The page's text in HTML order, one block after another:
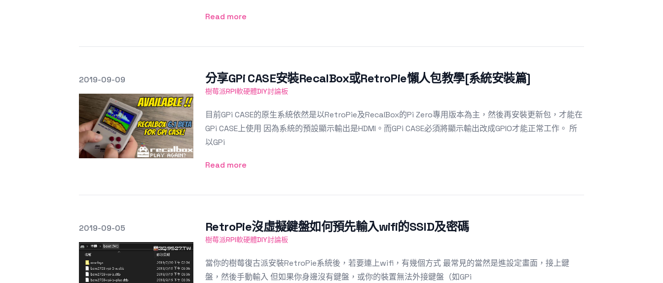
Read more
發文於
2019-09-09
分享GPi CASE安裝RecalBox或RetroPie懶人包教學[系統安裝篇]
樹莓派RPI軟硬體DIY討論板
目前GPi CASE的原生系統依然是以RetroPie及RecalBox的Pi Zero專用版本為主，然後再安裝更新包，才能在
GPi CASE上使用 因為系統的預設顯示輸出是HDMI。而GPi CASE必須將顯示輸出改成GPIO才能正常工作。 所
以GPi
Read more
發文於
2019-09-05
RetroPie沒虛擬鍵盤如何預先輸入wifi的SSID及密碼
樹莓派RPI軟硬體DIY討論板
當你的樹莓復古派安裝RetroPie系統後，若要連上wifi，有幾個方式 最常見的當然是進設定畫面，接上鍵
盤，然後手動輸入 但如果你身邊沒有鍵盤，或你的裝置無法外接鍵盤（如GPi